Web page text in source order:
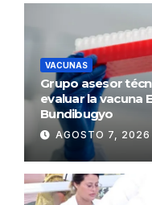
VACUNAS
Grupo asesor
evaluar la vacuna
Bundibugyo
AGOSTO 7, 2026